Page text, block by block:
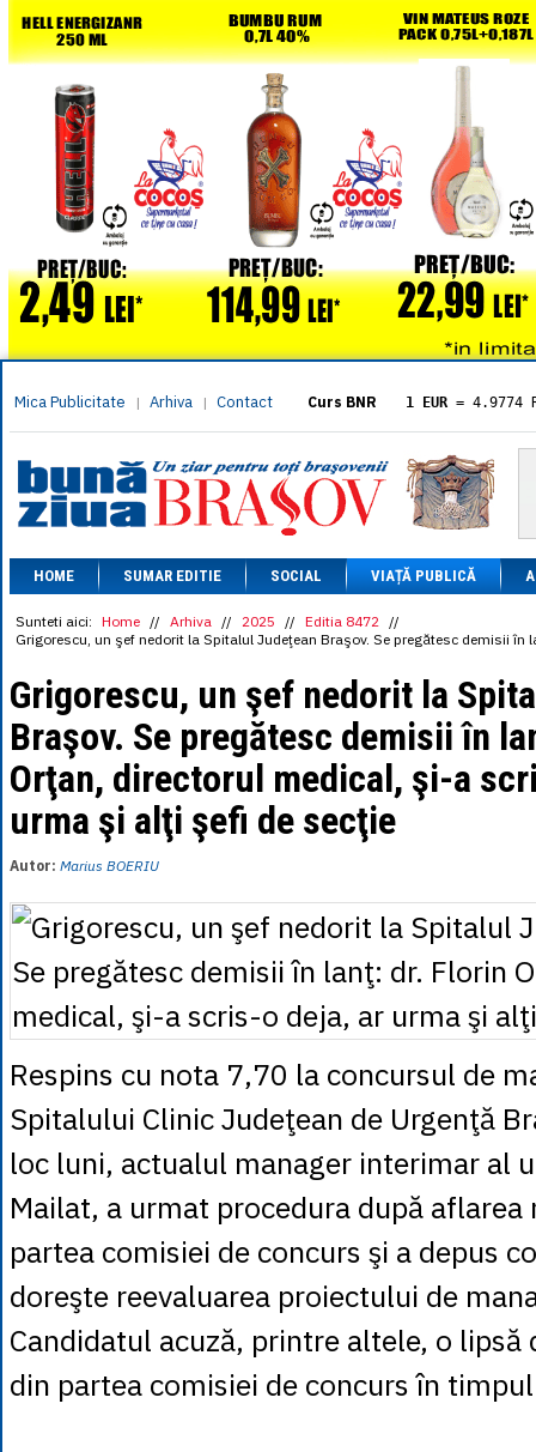
Mica Publicitate | Arhiva | Contact Curs BNR 1 EUR = 4.9774
= 5.8304
1 XAU= 464.4611
1 AED= 1.1933
1 AUD= 2.7957
1 BGN= 2.5449
1 CAD= 3.1559
1 CHF= 5.2813
1 CZK= 0.1993
1 EGP
= 0.0860
1 HUF = 1.2223
1 INR= 0.0513
1 JPY= 3.0556
1 KRW
= 0.3047
1 MDL
= 0.2538
1 RSD= 0.0425
1 RUB = 0.0530
1 SEK = 0.4526
1 TRY = 0.1141
1 UAH
= 0.1048
= 5.9383
1 ZAR= 0.2318
HOME SUMAR EDITIE SOCIAL VIAȚĂ PUBLICĂ
Sunteti aici: Home // Arhiva // 2025 // Editia 8472 //
Grigorescu, un şef nedorit la Spitalul Judeţean Braşov. Se pregătesc demisii
Grigorescu, un şef nedorit la
Braşov. Se pregătesc demisii în
Orţan, directorul medical, şi-a
urma şi alţi şefi de secţie
Autor: Marius BOERIU
Respins cu nota 7,70 la concursul de
Spitalului Clinic Judeţean de Urgenţă
loc luni, actualul manager interimar al
Mailat, a urmat procedura după
partea comisiei de concurs şi a depus
doreşte reevaluarea proiectului de
Candidatul acuză, printre altele, o lipsă
din partea comisiei de concurs în